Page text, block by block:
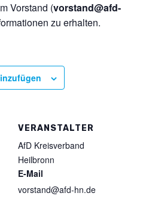
Vorstand (vorstand@afd-
zu erhalten.
VERANSTALTER
AfD Kreisverband
Heilbronn
E-Mail
vorstand@afd-hn.de